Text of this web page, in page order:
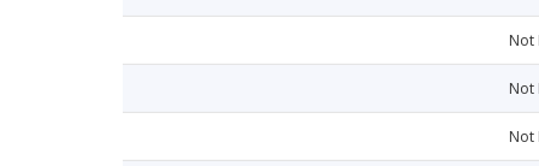
Not
Not
Not